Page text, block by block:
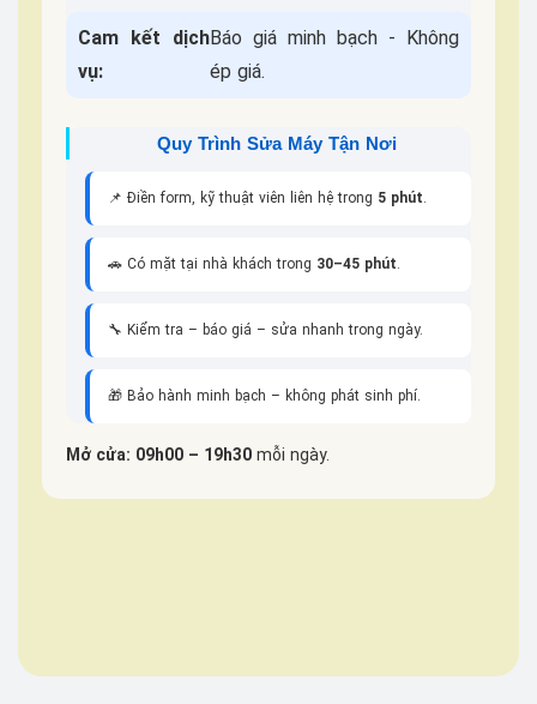
Cam kết dịch
vụ:
Báo giá minh bạch - Không
ép giá.
Quy Trình Sửa Máy Tận Nơi
📌 Điền form, kỹ thuật viên liên hệ trong 5 phút.
🚗 Có mặt tại nhà khách trong 30–45 phút.
🔧 Kiểm tra – báo giá – sửa nhanh trong ngày.
🎁 Bảo hành minh bạch – không phát sinh phí.
Mở cửa: 09h00 – 19h30 mỗi ngày.